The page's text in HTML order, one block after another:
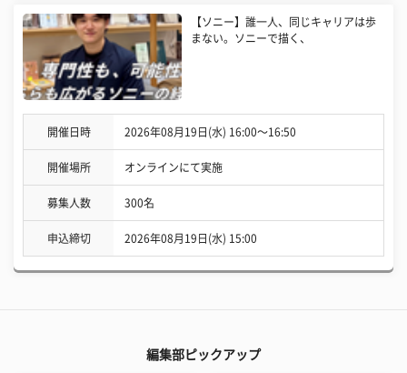
【ソニー】誰一人、同じキャリアは歩
まない。ソニーで描く、
開催日時 2026年08月19日(水) 16:00〜16:50
開催場所 オンラインにて実施
募集人数 300名
申込締切 2026年08月19日(水) 15:00
編集部ピックアップ